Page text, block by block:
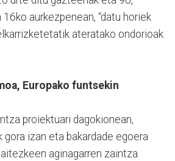
16ko aurkezpenean, “datu horiek
ateratako ondorioak
Europako funtsekin
proiektuari dagokionean,
gora izan eta bakardade egoera
aginagarren zaintza